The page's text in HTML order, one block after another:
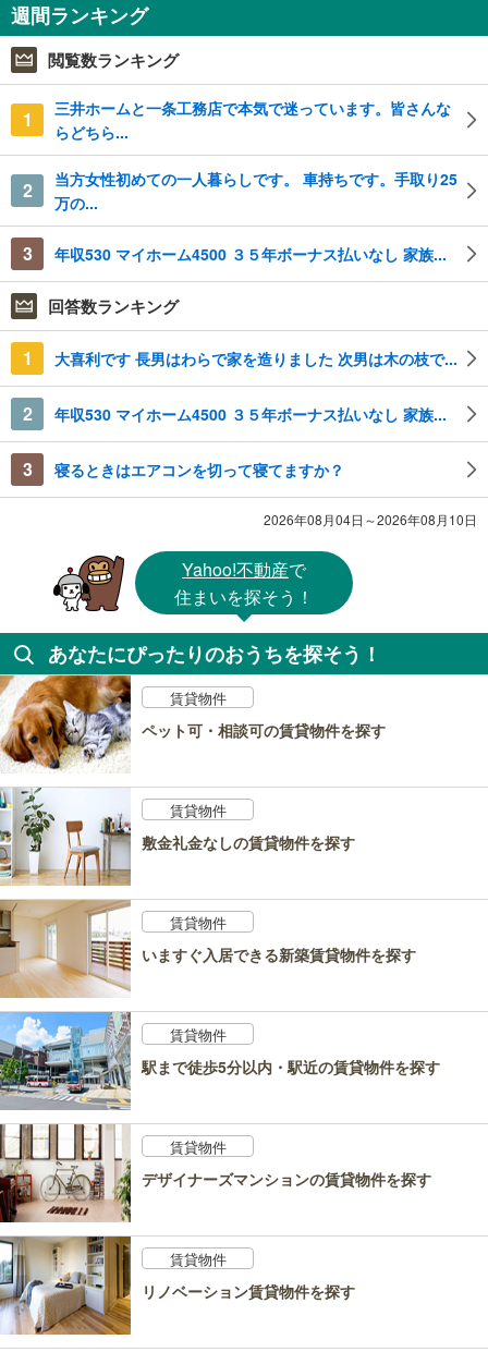
週間ランキング
閲覧数ランキング
1
三井ホームと一条工務店で本気で迷っています。皆さんな
らどちら...
2
当方女性初めての一人暮らしです。 車持ちです。手取り25
万の...
3 年収530 マイホーム4500 ３５年ボーナス払いなし 家族...
回答数ランキング
1 大喜利です 長男はわらで家を造りました 次男は木の枝で...
2 年収530 マイホーム4500 ３５年ボーナス払いなし 家族...
3 寝るときはエアコンを切って寝てますか？
2026年08月04日～2026年08月10日
Yahoo!不動産で
住まいを探そう！
あなたにぴったりのおうちを探そう！
賃貸物件
ペット可・相談可の賃貸物件を探す
賃貸物件
敷金礼金なしの賃貸物件を探す
賃貸物件
いますぐ入居できる新築賃貸物件を探す
賃貸物件
駅まで徒歩5分以内・駅近の賃貸物件を探す
賃貸物件
デザイナーズマンションの賃貸物件を探す
賃貸物件
リノベーション賃貸物件を探す